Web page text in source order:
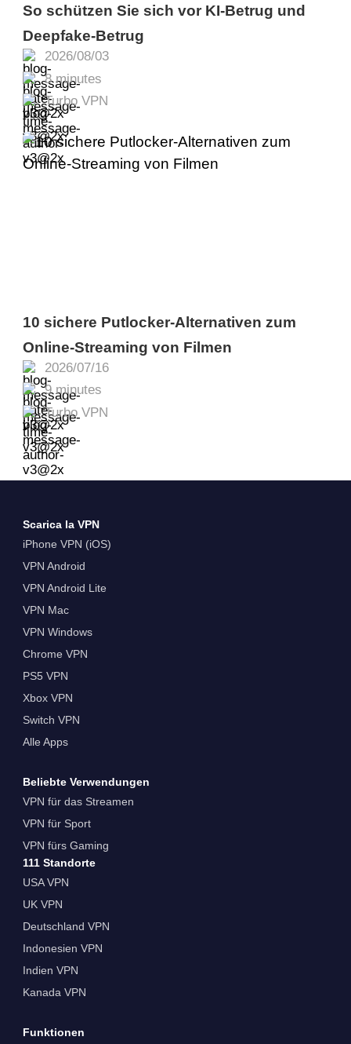
2026/08/03
8 minutes
Turbo VPN
So schützen Sie sich vor KI-Betrug und
Deepfake-Betrug
2026/07/16
9 minutes
Turbo VPN
10 sichere Putlocker-Alternativen zum
Online-Streaming von Filmen
Scarica la VPN
iPhone VPN (iOS)
VPN Android
VPN Android Lite
VPN Mac
VPN Windows
Chrome VPN
PS5 VPN
Xbox VPN
Switch VPN
Alle Apps
Beliebte Verwendungen
VPN für das Streamen
VPN für Sport
VPN fürs Gaming
111 Standorte
USA VPN
UK VPN
Deutschland VPN
Indonesien VPN
Indien VPN
Kanada VPN
Funktionen